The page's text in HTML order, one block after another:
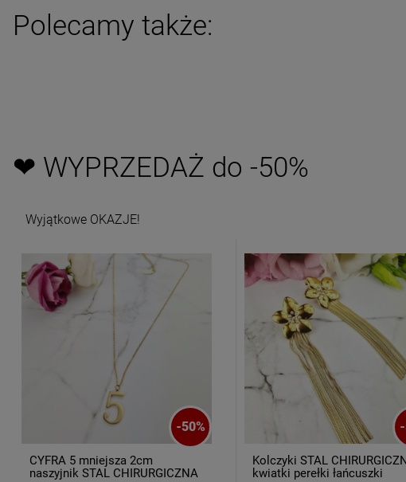
Polecamy także:
❤ WYPRZEDAŻ do -50%
Wyjątkowe OKAZJE!
-50%
CYFRA 5 mniejsza 2cm
naszyjnik STAL CHIRURGICZNA
-
Kolczyki STAL
kwiatki perełki łańcuszki